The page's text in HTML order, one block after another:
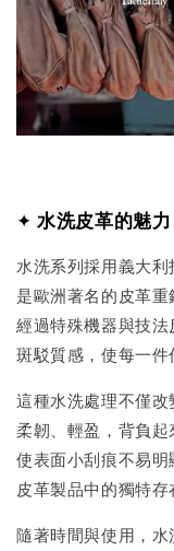
✦ 水洗皮革的魅力
水洗系列採用義大
是歐洲著名的皮革
經過特殊機器與技
斑駁質感，使每一件
這種水洗處理不僅
柔韌、輕盈，背負起
使表面小刮痕不易
皮革製品中的獨特存
隨著時間與使用，水